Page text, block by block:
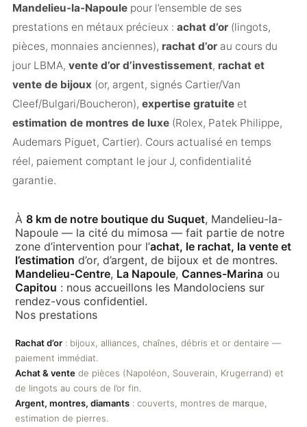
Mandelieu-la-Napoule pour l’ensemble de ses
prestations en métaux précieux : achat d’or (lingots,
pièces, monnaies anciennes), rachat d’or au cours du
jour LBMA, vente d’or d’investissement, rachat et
vente de bijoux (or, argent, signés Cartier/Van
Cleef/Bulgari/Boucheron), expertise gratuite et
estimation de montres de luxe (Rolex, Patek Philippe,
Audemars Piguet, Cartier). Cours actualisé en temps
réel, paiement comptant le jour J, confidentialité
garantie.
À 8 km de notre boutique du Suquet, Mandelieu-la-
Napoule — la cité du mimosa — fait partie de notre
zone d’intervention pour l’achat, le rachat, la vente et
l’estimation d’or, d’argent, de bijoux et de montres.
Mandelieu-Centre, La Napoule,Cannes-Marina ou
Capitou : nous accueillons les Mandolociens sur
rendez-vous confidentiel.
Nos prestations
Rachat d’or : bijoux, alliances, chaînes, débris et or dentaire —
paiement immédiat.
Achat & vente de pièces (Napoléon, Souverain, Krugerrand) et
de lingots au cours de l’or fin.
Argent, montres, diamants : couverts, montres de marque,
estimation de pierres.